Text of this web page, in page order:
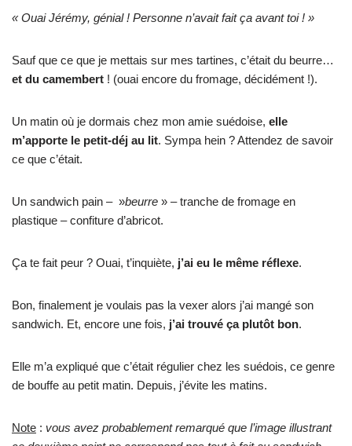
« Ouai Jérémy, génial ! Personne n’avait fait ça avant toi ! »
Sauf que ce que je mettais sur mes tartines, c’était du beurre…
et du camembert ! (ouai encore du fromage, décidément !).
Un matin où je dormais chez mon amie suédoise, elle
m’apporte le petit-déj au lit. Sympa hein ? Attendez de savoir
ce que c’était.
Un sandwich pain – »beurre » – tranche de fromage en
plastique – confiture d’abricot.
Ça te fait peur ? Ouai, t’inquiète, j’ai eu le même réflexe.
Bon, finalement je voulais pas la vexer alors j’ai mangé son
sandwich. Et, encore une fois, j’ai trouvé ça plutôt bon.
Elle m’a expliqué que c’était régulier chez les suédois, ce genre
de bouffe au petit matin. Depuis, j’évite les matins.
Note : vous avez probablement remarqué que l’image illustrant